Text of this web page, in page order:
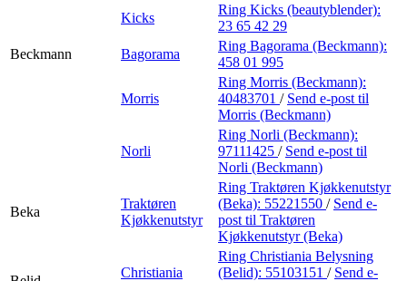
Kicks
Ring Kicks (beautyblender):
23 65 42 29
Beckmann
Bagorama
Ring Bagorama (Beckmann):
458 01 995
Morris
Ring Morris (Beckmann):
40483701 / Send e-post til
Morris (Beckmann)
Norli
Ring Norli (Beckmann):
97111425 / Send e-post til
Norli (Beckmann)
Beka
Traktøren
Kjøkkenutstyr
Ring Traktøren Kjøkkenutstyr
(Beka): 55221550 / Send e-
post til Traktøren
Kjøkkenutstyr (Beka)
Christiania
Ring Christiania Belysning
(Belid): 55103151 / Send e-